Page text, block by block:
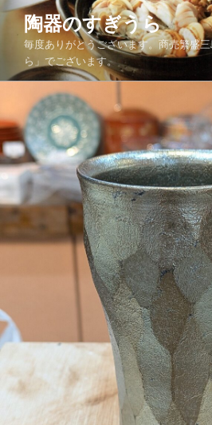
コ
ツ
ス
キ
ッ
プ
陶器のすぎうら
毎度ありがとうございます。商売繁盛
ら」でございます。